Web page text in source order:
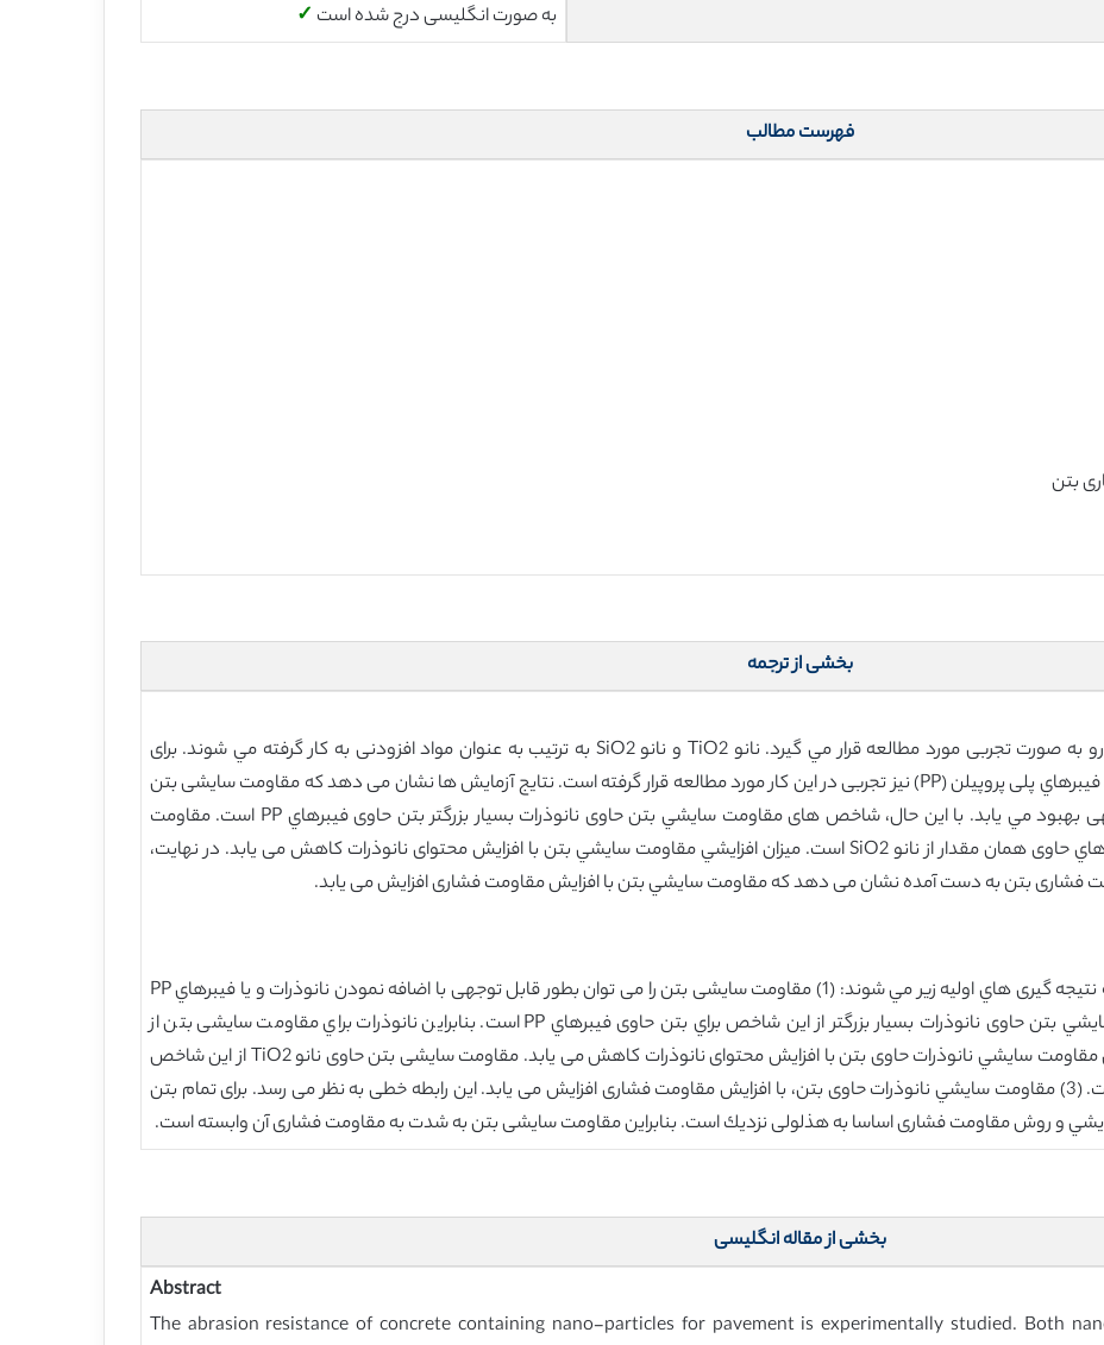
به صورت انگلیسی درج شده است ✓
فهرست مطالب
بخشی از ترجمه
مقاومت سایشی بتن حاوی نانوذرات برای پیاده رو به صورت تجربی مورد مطالعه قرار مي گيرد. نانو TiO2 و نانو SiO2 به ترتيب به عنوان مواد افزودنی به کار گرفته مي شوند. برای
مقایسه، مقاومت سایشی بتن ساده و بتن حاوي فيبرهاي پلی پروپیلن (PP) نیز تجربی در این کار مورد مطالعه قرار گرفته است. نتایج آزمایش ها نشان می دهد که مقاومت سایشی بتن
حاوی نانوذرات و فيبرهاي PP به طور قابل توجهی بهبود مي يابد. با این حال، شاخص های مقاومت سایشي بتن حاوی نانوذرات بسیار بزرگتر بتن حاوی فيبرهاي PP است. مقاومت
سایشی بتن حاوی نانو TiO2 بهتر مقاومت بتن هاي حاوی همان مقدار از نانو SiO2 است. میزان افزایشي مقاومت سایشي بتن با افزایش محتوای نانوذرات کاهش می یابد. در نهایت،
بتن به دست آمده نشان می دهد که مقاومت سایشي بتن با افزایش مقاومت فشاری افزایش می یابد.
داده های جمع آوری شده در این مطالعه منجر به نتیجه گیری هاي اولیه زیر مي شوند: (1) مقاومت سایشی بتن را می توان بطور قابل توجهی با اضافه نمودن نانوذرات و یا فيبرهاي PP
بهبود داد. با این حال، شاخص های مقاومت سایشي بتن حاوی نانوذرات بسیار بزرگتر از اين شاخص براي بتن حاوی فيبرهاي PP است. بنابراین نانوذرات براي مقاومت سایشی بتن از
فيبرهاي PP مطلوب تر هستند. (2) میزان افزایش مقاومت سایشي نانوذرات حاوی بتن با افزایش محتوای نانوذرات کاهش می یابد. مقاومت سایشی بتن حاوی نانو TiO2 از اين شاخص
براي بتن هاي حاوی همان مقدار از نانو SiO2 است. (3) مقاومت سایشي نانوذرات حاوی بتن، با افزایش مقاومت فشاری افزایش می يابد. این رابطه خطی به نظر می رسد. برای تمام بتن
و روش مقاومت فشاری اساسا به هذلولی نزديك است. بنابراین مقاومت سایشی بتن به شدت به مقاومت فشاری آن وابسته است.
بخشی از مقاله انگلیسی
Abstract
The abrasion resistance of concrete containing nano-particles for pavement is experimentally studied. Both